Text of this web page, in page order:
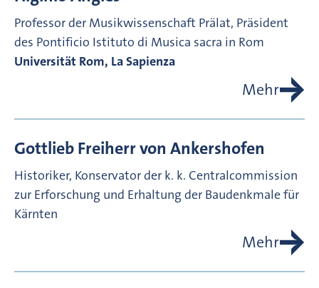
Professor der Musikwissenschaft Prälat, Präsident
des Pontificio Istituto di Musica sacra in Rom
Universität Rom, La Sapienza
Mehr
Gottlieb Freiherr von Ankershofen
Historiker, Konservator der k. k. Centralcommission
zur Erforschung und Erhaltung der Baudenkmale für
Kärnten
Mehr